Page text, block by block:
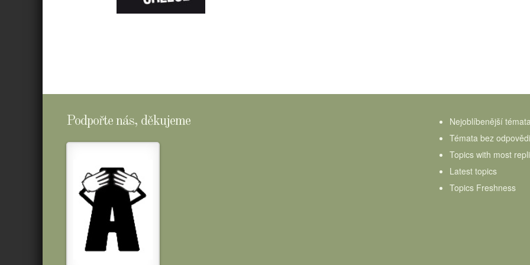
Podpořte nás, děkujeme
Nejoblíbenější
Témata bez odpovědi
Topics with most
Latest topics
Topics Freshness